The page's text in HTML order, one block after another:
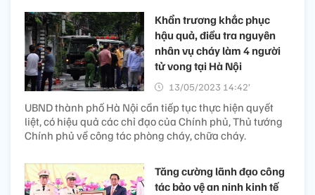
Khẩn trương khắc phục
hậu quả, điều tra nguyên
nhân vụ cháy làm 4 người
tử vong tại Hà Nội
13/05/2023 14:42’
UBND thành phố Hà Nội cần tiếp tục thực hiện quyết
liệt, có hiệu quả các chỉ đạo của Chính phủ, Thủ tướng
Chính phủ về công tác phòng cháy, chữa cháy.
Tăng cường lãnh đạo công
tác bảo vệ an ninh kinh tế